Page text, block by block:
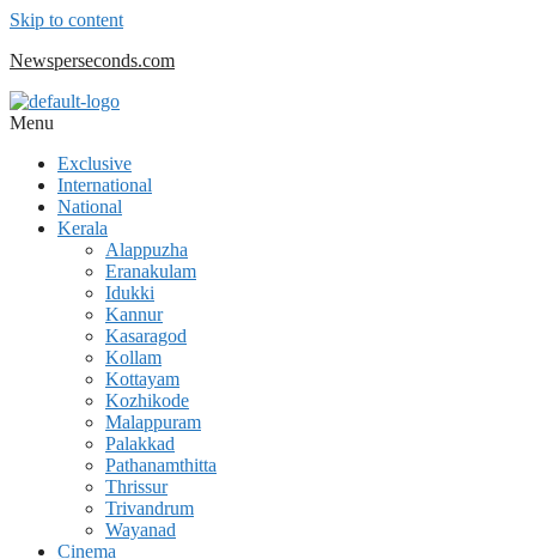
Skip to content
Newsperseconds.com
Menu
Exclusive
International
National
Kerala
Alappuzha
Eranakulam
Idukki
Kannur
Kasaragod
Kollam
Kottayam
Kozhikode
Malappuram
Palakkad
Pathanamthitta
Thrissur
Trivandrum
Wayanad
Cinema